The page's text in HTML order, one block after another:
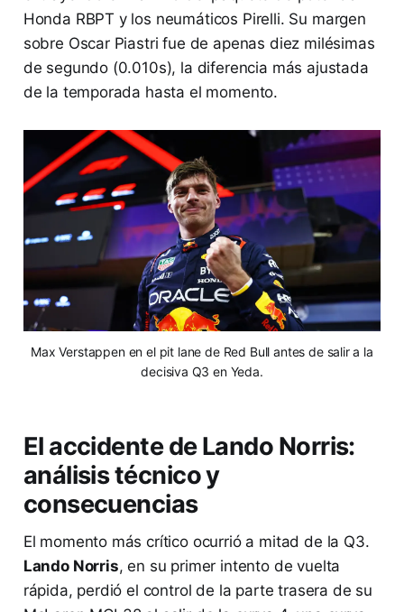
Honda RBPT y los neumáticos Pirelli. Su margen
sobre Oscar Piastri fue de apenas diez milésimas
de segundo (0.010s), la diferencia más ajustada
de la temporada hasta el momento.
Max Verstappen en el pit lane de Red Bull antes de salir a la
decisiva Q3 en Yeda.
El accidente de Lando Norris:
análisis técnico y
consecuencias
El momento más crítico ocurrió a mitad de la Q3.
Lando Norris, en su primer intento de vuelta
rápida, perdió el control de la parte trasera de su